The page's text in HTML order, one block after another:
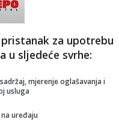
za upotrebu
u sljedeće svrhe:
mjerenje oglašavanja i
usluga
uređaju